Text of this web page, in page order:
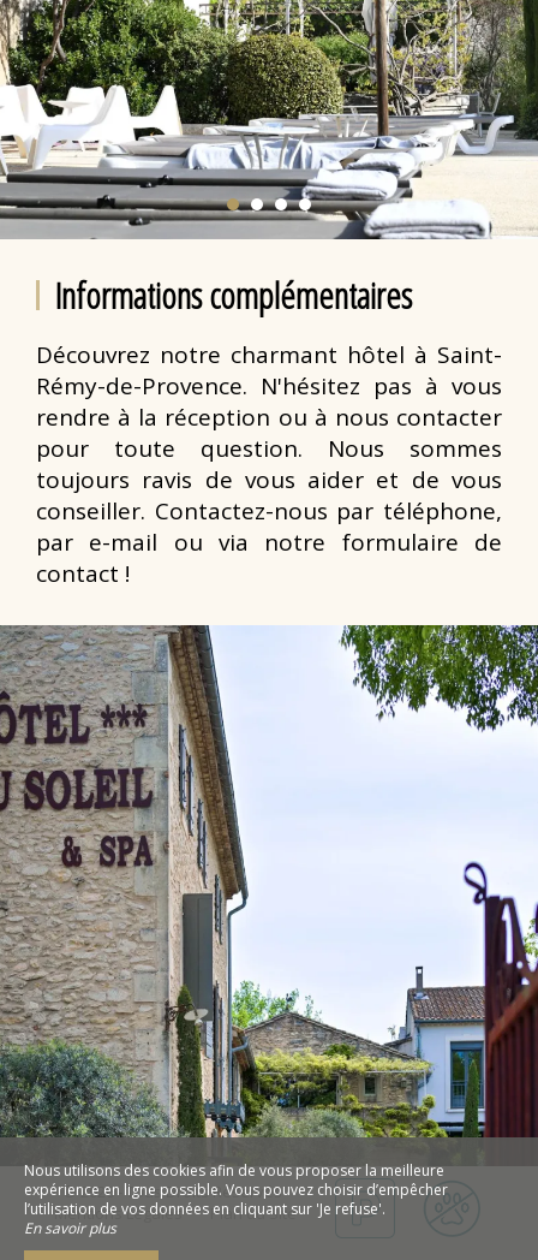
Informations complémentaires
Découvrez notre charmant hôtel à Saint-
Rémy-de-Provence. N'hésitez pas à vous
rendre à la réception ou à nous contacter
pour toute question. Nous sommes
toujours ravis de vous aider et de vous
conseiller. Contactez-nous par téléphone,
par e-mail ou via notre formulaire de
contact !
© 2026 - Tous Droits Réservés
Mentions Légales
Plan du Site
Nous utilisons des cookies afin de vous proposer la meilleure
expérience en ligne possible. Vous pouvez choisir d’empêcher
l’utilisation de vos données en cliquant sur 'Je refuse'.
En savoir plus